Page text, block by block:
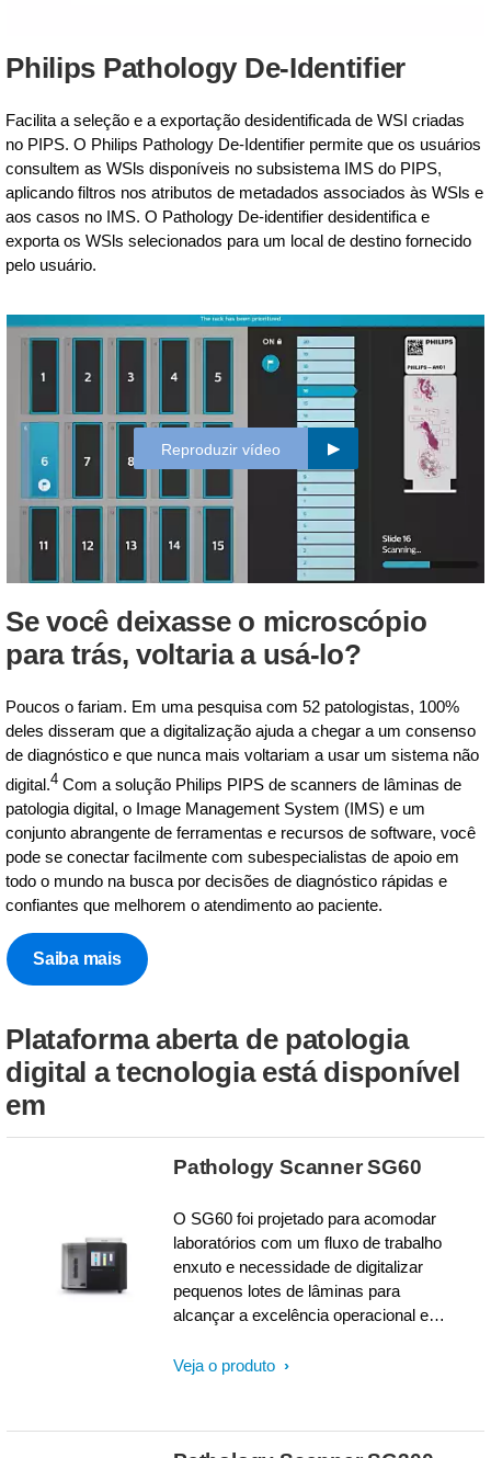
Philips Pathology De-Identifier
Facilita a seleção e a exportação desidentificada de WSI criadas
no PIPS. O Philips Pathology De-Identifier permite que os usuários
consultem as WSls disponíveis no subsistema IMS do PIPS,
aplicando filtros nos atributos de metadados associados às WSls e
aos casos no IMS. O Pathology De-identifier desidentifica e
exporta os WSls selecionados para um local de destino fornecido
pelo usuário.
Reproduzir vídeo
Se você deixasse o microscópio
para trás, voltaria a usá-lo?
Poucos o fariam. Em uma pesquisa com 52 patologistas, 100%
deles disseram que a digitalização ajuda a chegar a um consenso
de diagnóstico e que nunca mais voltariam a usar um sistema não
digital.4 Com a solução Philips PIPS de scanners de lâminas de
patologia digital, o Image Management System (IMS) e um
conjunto abrangente de ferramentas e recursos de software, você
pode se conectar facilmente com subespecialistas de apoio em
todo o mundo na busca por decisões de diagnóstico rápidas e
confiantes que melhorem o atendimento ao paciente.
Saiba mais
Plataforma aberta de patologia
digital a tecnologia está disponível
em
Pathology Scanner SG60
O SG60 foi projetado para acomodar
laboratórios com um fluxo de trabalho
enxuto e necessidade de digitalizar
pequenos lotes de lâminas para
alcançar a excelência operacional e
digitalizando lotes em paralelo. Com
escaneamento de carga e saída, o
Veja o produto